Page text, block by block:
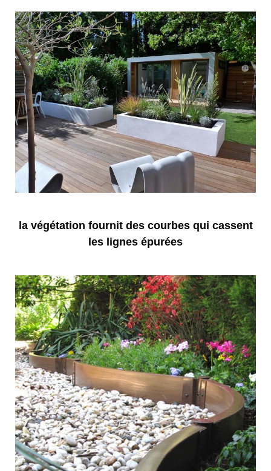
la végétation fournit des courbes qui cassent
les lignes épurées